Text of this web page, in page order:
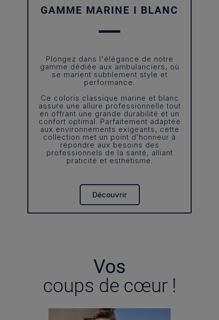
GAMME MARINE I BLANC
Plongez dans l'élégance de notre
gamme dédiée aux ambulanciers, où
se marient subtilement style et
performance.
Ce coloris classique marine et blanc
assure une allure professionnelle tout
en offrant une grande durabilité et un
confort optimal. Parfaitement adaptée
aux environnements exigeants, cette
collection met un point d’honneur à
répondre aux besoins des
professionnels de la santé, alliant
praticité et esthétisme.
Découvrir
Vos
coups de cœur !